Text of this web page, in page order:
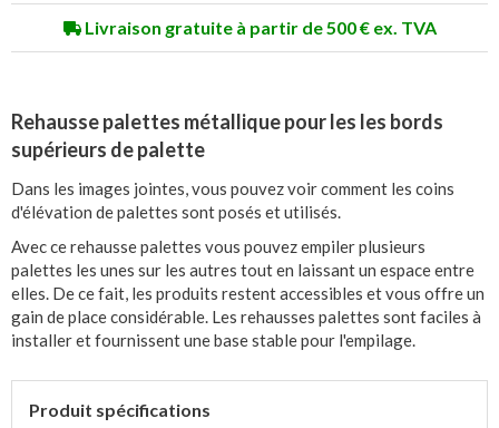
Livraison gratuite à partir de 500 € ex. TVA
Rehausse palettes métallique pour les les bords
supérieurs de palette
Dans les images jointes, vous pouvez voir comment les coins
d'élévation de palettes sont posés et utilisés.
Avec ce rehausse palettes vous pouvez empiler plusieurs
palettes les unes sur les autres tout en laissant un espace entre
elles. De ce fait, les produits restent accessibles et vous offre un
gain de place considérable. Les rehausses palettes sont faciles à
installer et fournissent une base stable pour l'empilage.
Produit spécifications